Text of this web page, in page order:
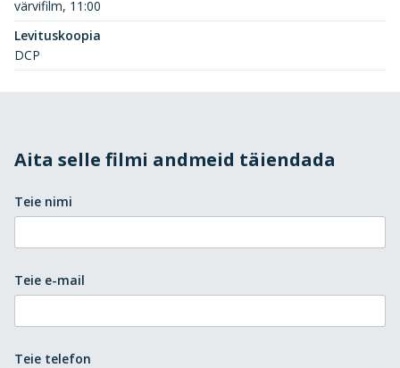
värvifilm, 11:00
Levituskoopia
DCP
Aita selle filmi andmeid täiendada
Teie nimi
Teie e-mail
Teie telefon